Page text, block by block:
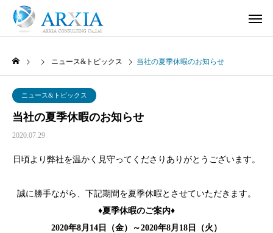
ニュース&トピックス 当社の夏季休暇のお知らせ
ニュース&トピックス
当社の夏季休暇のお知らせ
2020.07.29
日頃より弊社を温かく見守ってくださりありがとうございます。
誠に勝手ながら、下記期間を夏季休暇とさせていただきます。
♦夏季休暇のご案内♦
2020年8月14日（金）～2020年8月18日（火）